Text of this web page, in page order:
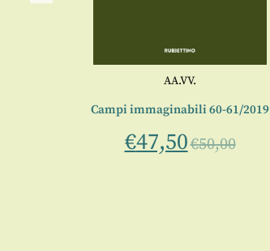
AA.VV.
Campi immaginabili 60-61/2019
€47,50€50,00